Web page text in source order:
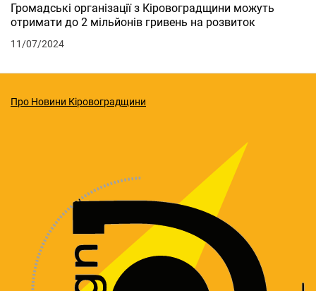
Громадські організації з Кіровоградщини можуть
отримати до 2 мільйонів гривень на розвиток
11/07/2024
Про Новини Кіровоградщини